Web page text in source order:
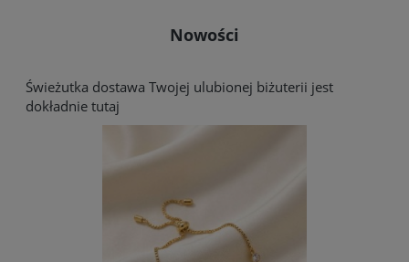
Nowości
Świeżutka dostawa Twojej ulubionej biżuterii jest
dokładnie tutaj